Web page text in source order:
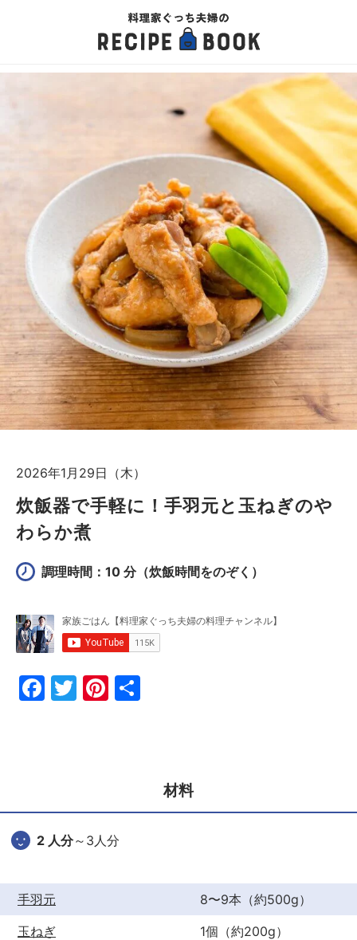
2026年1月29日（木）
炊飯器で手軽に！手羽元と玉ねぎのや
わらか煮
調理時間：10 分（炊飯時間をのぞく）
F
o
o
T
Pi
材料
2 人分～3人分
手羽元
8〜9本（約500g）
玉ねぎ
1個（約200g）